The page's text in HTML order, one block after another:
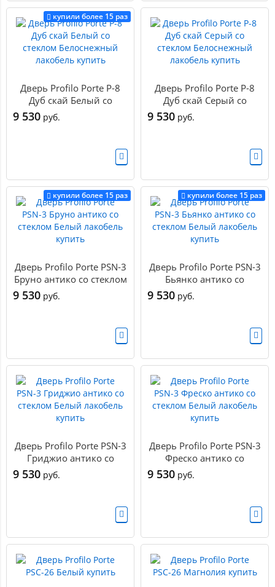
купили более 15 раз
Дверь Profilo Porte P-8
Дуб скай Белый со
стеклом Белоснежный
лакобель купить
9 530 руб.
Дверь Profilo Porte P-8
Дуб скай Серый со
стеклом Белоснежный
лакобель купить
9 530 руб.
купили более 15 раз
Дверь Profilo Porte PSN-3
Бруно антико со стеклом
Белый лакобель купить
9 530 руб.
купили более 15 раз
Дверь Profilo Porte PSN-3
Бьянко антико со
стеклом Белый лакобель
9 530 руб.
Дверь Profilo Porte PSN-3
Гриджио антико со
стеклом Белый лакобель
9 530 руб.
Дверь Profilo Porte PSN-3
Фреско антико со
стеклом Белый лакобель
9 530 руб.